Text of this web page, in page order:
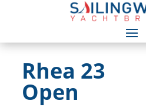
Rhea 23
Open